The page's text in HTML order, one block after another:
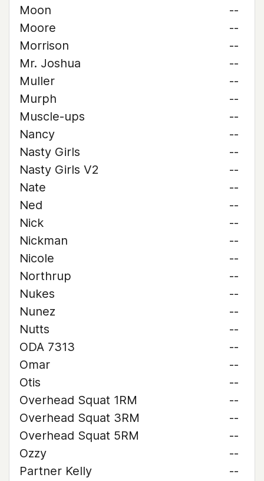
Moon
--
Moore
--
Morrison
--
Mr. Joshua
--
Muller
--
Murph
--
Muscle-ups
--
Nancy
--
Nasty Girls
--
Nasty Girls V2
--
Nate
--
Ned
--
Nick
--
Nickman
--
Nicole
--
Northrup
--
Nukes
--
Nunez
--
Nutts
--
ODA 7313
--
Omar
--
Otis
--
Overhead Squat 1RM
--
Overhead Squat 3RM
--
Overhead Squat 5RM
--
Ozzy
--
Partner Kelly
--